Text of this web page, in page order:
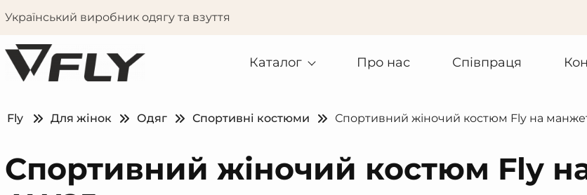
Український виробник одягу та взуття
Каталог Про нас Співпраця
Fly Для жінок Одяг Спортивні костюми Спортивний жіночий костюм Fly на
Спортивний жіночий костюм Fly